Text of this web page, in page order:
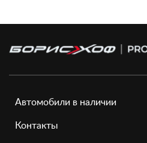
Автомобили в наличии
Контакты